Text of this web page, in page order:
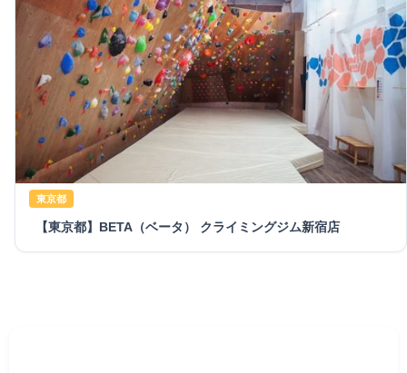
東京都
【東京都】BETA（ベータ） クライミングジム新宿店